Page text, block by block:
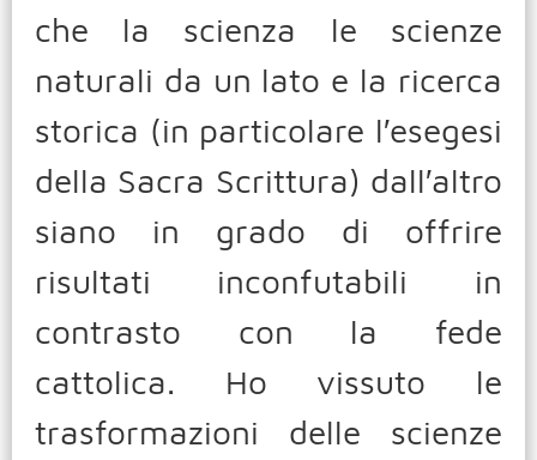
che la scienza le scienze
naturali da un lato e la ricerca
storica (in particolare l′esegesi
della Sacra Scrittura) dall′altro
siano in grado di offrire
risultati inconfutabili in
contrasto con la fede
cattolica. Ho vissuto le
trasformazioni delle scienze